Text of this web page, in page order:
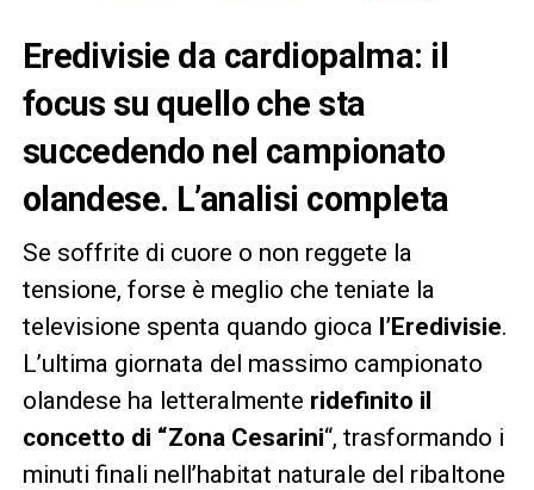
Eredivisie da cardiopalma: il
focus su quello che sta
succedendo nel campionato
olandese. L’analisi completa
Se soffrite di cuore o non reggete la
tensione, forse è meglio che teniate la
televisione spenta quando gioca l’Eredivisie.
L’ultima giornata del massimo campionato
olandese ha letteralmente ridefinito il
concetto di “Zona Cesarini“, trasformando i
minuti finali nell’habitat naturale del ribaltone